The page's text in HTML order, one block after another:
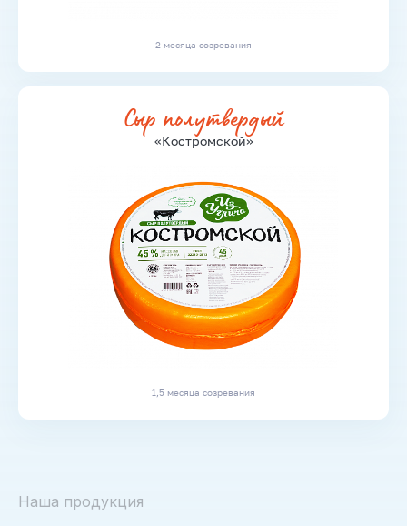
2 месяца созревания
Сыр полутвердый
«Костромской»
1,5 месяца созревания
Наша продукция